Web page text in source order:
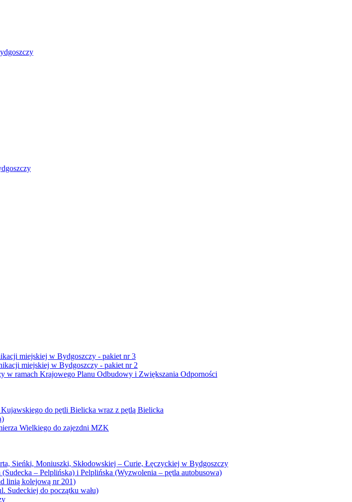
miejskiej w Bydgoszczy - pakiet nr 3
miejskiej w Bydgoszczy - pakiet nr 2
w ramach Krajowego Planu Odbudowy i Zwiększania Odporności
do pętli Bielicka wraz z pętlą Bielicka
Wielkiego do zajezdni MZK
Sieńki, Moniuszki, Skłodowskiej – Curie, Łęczyckiej w Bydgoszczy
– Pelplińska) i Pelplińska (Wyzwolenia – pętla autobusowa)
linią kolejową nr 201)
Sudeckiej do początku wału)